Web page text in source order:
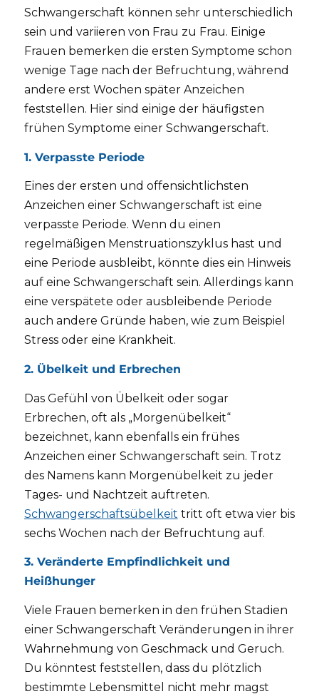
Schwangerschaft können sehr unterschiedlich
sein und variieren von Frau zu Frau. Einige
Frauen bemerken die ersten Symptome schon
wenige Tage nach der Befruchtung, während
andere erst Wochen später Anzeichen
feststellen. Hier sind einige der häufigsten
frühen Symptome einer Schwangerschaft.
1. Verpasste Periode
Eines der ersten und offensichtlichsten
Anzeichen einer Schwangerschaft ist eine
verpasste Periode. Wenn du einen
regelmäßigen Menstruationszyklus hast und
eine Periode ausbleibt, könnte dies ein Hinweis
auf eine Schwangerschaft sein. Allerdings kann
eine verspätete oder ausbleibende Periode
auch andere Gründe haben, wie zum Beispiel
Stress oder eine Krankheit.
2. Übelkeit und Erbrechen
Das Gefühl von Übelkeit oder sogar
Erbrechen, oft als „Morgenübelkeit“
bezeichnet, kann ebenfalls ein frühes
Anzeichen einer Schwangerschaft sein. Trotz
des Namens kann Morgenübelkeit zu jeder
Tages- und Nachtzeit auftreten.
Schwangerschaftsübelkeit tritt oft etwa vier bis
sechs Wochen nach der Befruchtung auf.
3. Veränderte Empfindlichkeit und
Heißhunger
Viele Frauen bemerken in den frühen Stadien
einer Schwangerschaft Veränderungen in ihrer
Wahrnehmung von Geschmack und Geruch.
Du könntest feststellen, dass du plötzlich
bestimmte Lebensmittel nicht mehr magst